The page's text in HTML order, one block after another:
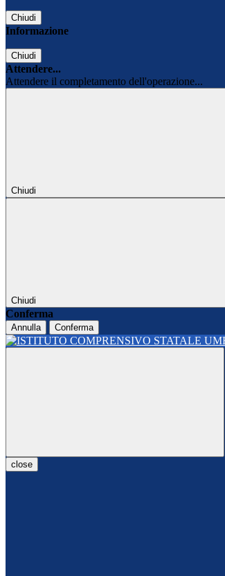
Chiudi
Informazione
Chiudi
Attendere...
Attendere il completamento dell'operazione...
Chiudi
Chiudi
Conferma
Annulla Conferma
close